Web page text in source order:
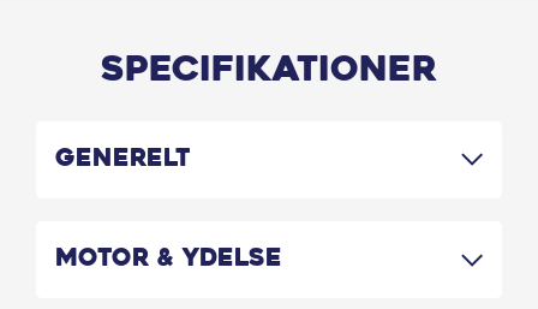
Specifikationer
Generelt
Motor & Ydelse